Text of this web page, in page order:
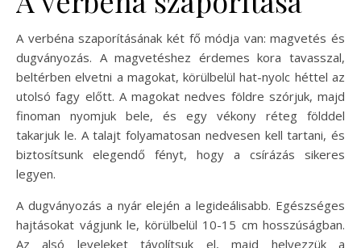
A verbéna szaporításának két fő módja van: magvetés és
dugványozás. A magvetéshez érdemes kora tavasszal,
beltérben elvetni a magokat, körülbelül hat-nyolc héttel az
utolsó fagy előtt. A magokat nedves földre szórjuk, majd
finoman nyomjuk bele, és egy vékony réteg földdel
takarjuk le. A talajt folyamatosan nedvesen kell tartani, és
biztosítsunk elegendő fényt, hogy a csírázás sikeres
legyen.
A dugványozás a nyár elején a legideálisabb. Egészséges
hajtásokat vágjunk le, körülbelül 10-15 cm hosszúságban.
Az alsó leveleket távolítsuk el, majd helyezzük a